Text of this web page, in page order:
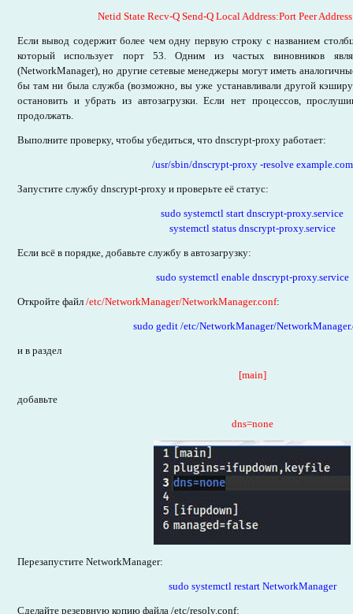
Netid State Recv-Q Send-Q Local Address:Port Peer
Если вывод содержит более чем одну первую строку с названием
который использует порт 53. Одним из частых виновников
(NetworkManager), но другие сетевые менеджеры могут иметь
бы там ни была служба (возможно, вы уже устанавливали другой
остановить и убрать из автозагрузки. Если нет процессов,
продолжать.
Выполните проверку, чтобы убедиться, что dnscrypt-proxy работает:
/usr/sbin/dnscrypt-proxy -resolve example.com
Запустите службу dnscrypt-proxy и проверьте её статус:
sudo systemctl start dnscrypt-proxy.service
systemctl status dnscrypt-proxy.service
Если всё в порядке, добавьте службу в автозагрузку:
sudo systemctl enable dnscrypt-proxy.service
Откройте файл /etc/NetworkManager/NetworkManager.conf:
sudo gedit /etc/NetworkManager/
и в раздел
[main]
добавьте
dns=none
Перезапустите NetworkManager:
sudo systemctl restart NetworkManager
Сделайте резервную копию файла /etc/resolv.conf: